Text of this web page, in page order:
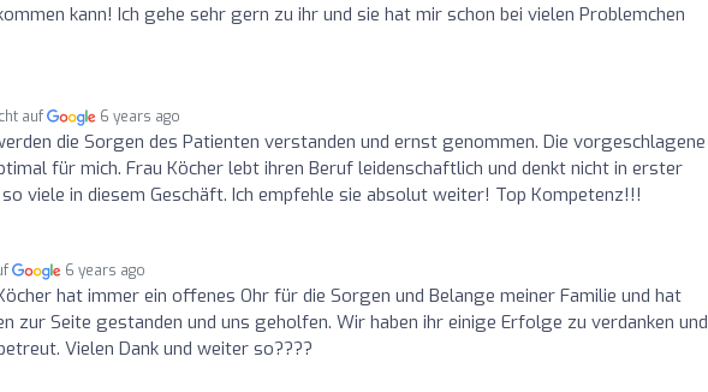
kann! Ich gehe sehr gern zu ihr und sie hat mir schon bei vielen Problemchen
auf 6 years ago
die Sorgen des Patienten verstanden und ernst genommen. Die vorgeschlagene
für mich. Frau Köcher lebt ihren Beruf leidenschaftlich und denkt nicht in erster
viele in diesem Geschäft. Ich empfehle sie absolut weiter! Top Kompetenz!!!
6 years ago
hat immer ein offenes Ohr für die Sorgen und Belange meiner Familie und hat
zur Seite gestanden und uns geholfen. Wir haben ihr einige Erfolge zu verdanken und
Vielen Dank und weiter so????